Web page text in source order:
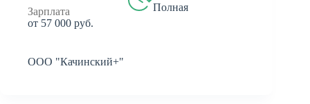
Зарплата
от 57 000 руб.
Полная
ООО "Качинский+"